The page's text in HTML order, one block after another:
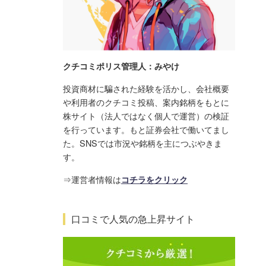
クチコミポリス管理人：みやけ
投資商材に騙された経験を活かし、会社概要
や利用者のクチコミ投稿、案内銘柄をもとに
株サイト（法人ではなく個人で運営）の検証
を行っています。もと証券会社で働いてまし
た。SNSでは市況や銘柄を主につぶやきま
す。
⇒運営者情報はコチラをクリック
口コミで人気の急上昇サイト